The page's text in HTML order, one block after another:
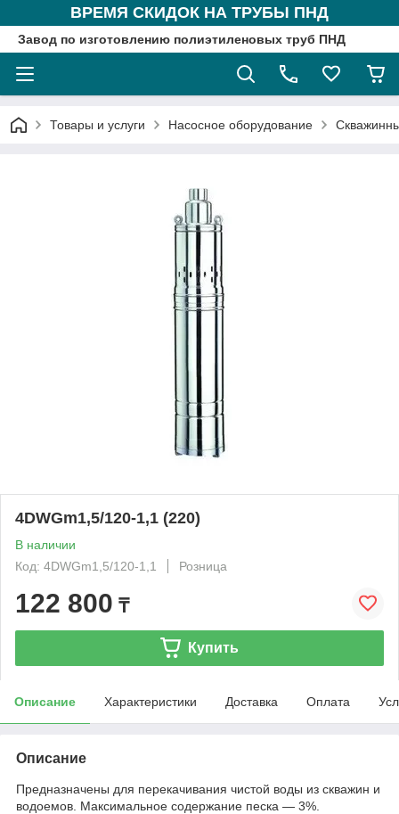
ВРЕМЯ СКИДОК НА ТРУБЫ ПНД
Завод по изготовлению полиэтиленовых труб ПНД
Товары и услуги Насосное оборудование
4DWGm1,5/120-1,1 (220)
В наличии
Код: 4DWGm1,5/120-1,1
Розница
122 800 ₸
Купить
Описание Характеристики Доставка Оплата
Описание
Предназначены для перекачивания чистой воды из скважин и
водоемов. Максимальное содержание песка — 3%.